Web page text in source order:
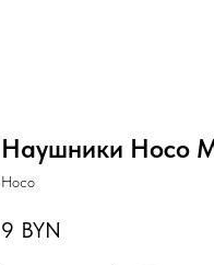
Наушники Hoco
Hoco
9 BYN